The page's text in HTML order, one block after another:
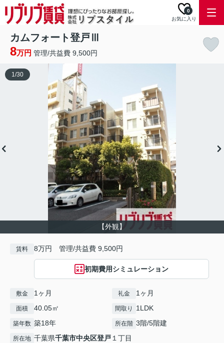
お気に入り
0
カムフォート登戸Ⅲ
8万円 管理/共益費 9,500円
【外観】
1/30
賃料 8万円 管理/共益費 9,500円
初期費用シミュレーション
敷金 1ヶ月 礼金 1ヶ月
面積 40.05㎡ 間取り 1LDK
築年数 築18年 所在階 3階/5階建
所在地 千葉県千葉市中央区登戸１丁目